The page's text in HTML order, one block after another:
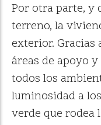
Por otra parte, y
terreno, la
exterior. Gracias
áreas de apoyo
todos los
luminosidad a
verde que rodea